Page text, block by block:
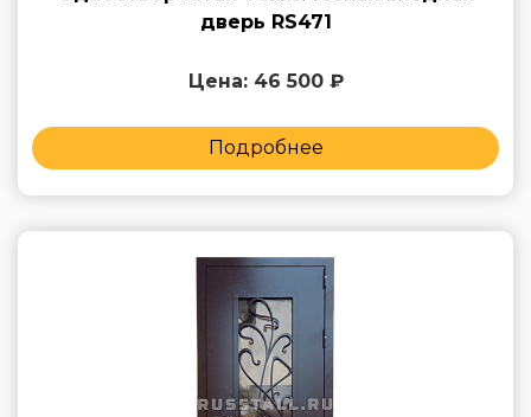
дверь RS471
Цена: 46 500 ₽
Подробнее